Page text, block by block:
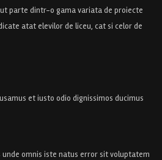
parte dintr-o gama variata de proiecte
atat elevilor de liceu, cat si celor de
et iusto odio dignissimos ducimus
unde omnis iste natus error sit voluptatem